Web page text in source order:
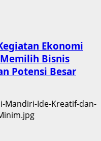
Ekonomi
Bisnis
Potensi Besar